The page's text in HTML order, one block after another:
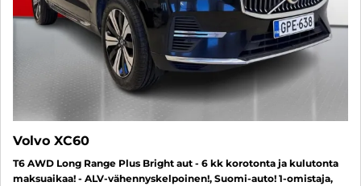
Volvo XC60
T6 AWD Long Range Plus Bright aut - 6 kk korotonta ja kulutonta
maksuaikaa! - ALV-vähennyskelpoinen!, Suomi-auto! 1-omistaja,